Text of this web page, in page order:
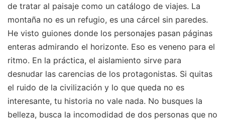
de tratar al paisaje como un catálogo de viajes. La
montaña no es un refugio, es una cárcel sin paredes.
He visto guiones donde los personajes pasan páginas
enteras admirando el horizonte. Eso es veneno para el
ritmo. En la práctica, el aislamiento sirve para
desnudar las carencias de los protagonistas. Si quitas
el ruido de la civilización y lo que queda no es
interesante, tu historia no vale nada. No busques la
belleza, busca la incomodidad de dos personas que no